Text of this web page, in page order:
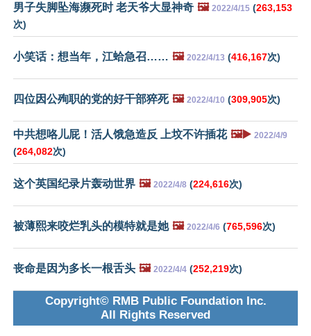
男子失脚坠海濒死时 老天爷大显神奇 🖼️ 2022/4/15 (263,153
次)
小笑话：想当年，江蛤急召…… 🖼️ 2022/4/13 (416,167次)
四位因公殉职的党的好干部猝死 🖼️ 2022/4/10 (309,905次)
中共想咯儿屁！活人饿急造反 上坟不许插花 🖼️▶️ 2022/4/9
(264,082次)
这个英国纪录片轰动世界 🖼️ 2022/4/8 (224,616次)
被薄熙来咬烂乳头的模特就是她 🖼️ 2022/4/6 (765,596次)
丧命是因为多长一根舌头 🖼️ 2022/4/4 (252,219次)
Copyright© RMB Public Foundation Inc.
All Rights Reserved